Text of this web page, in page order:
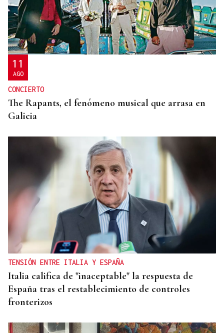
GRAN CONCIERTO
Gondomar vibró con el blues de Javier Vargas
11
AGO
CONCIERTO
The Rapants, el fenómeno musical que arrasa en
Galicia
TENSIÓN ENTRE ITALIA Y ESPAÑA
Italia califica de "inaceptable" la respuesta de
España tras el restablecimiento de controles
fronterizos